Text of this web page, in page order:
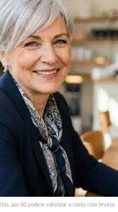
aos 60 podem valorizar o rosto com leveza